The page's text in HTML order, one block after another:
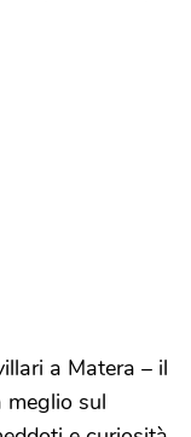
a Matera – il
meglio sul